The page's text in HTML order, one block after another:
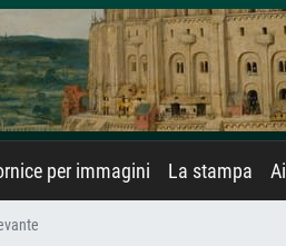
per immagini La stampa